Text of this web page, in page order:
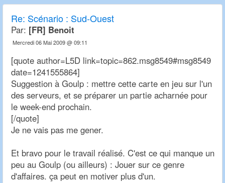
Re: Scénario : Sud-Ouest
Par: [FR] Benoit
Mercredi 06 Mai 2009 @ 09:11
[quote author=L5D link=topic=862.msg8549#msg8549
date=1241555864]
Suggestion à Goulp : mettre cette carte en jeu sur l'un
des serveurs, et se préparer un partie acharnée pour
le week-end prochain.
[/quote]
Je ne vais pas me gener.
Et bravo pour le travail réalisé. C'est ce qui manque un
peu au Goulp (ou ailleurs) : Jouer sur ce genre
d'affaires. ça peut en motiver plus d'un.